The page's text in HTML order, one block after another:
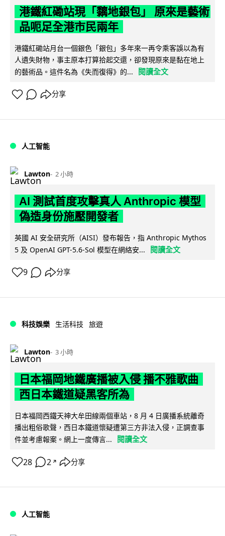
港鐵紅磡站現「黐地銀包」 原來是藝術
品呃足全港市民兩年
港鐵紅磡站月台一個銀色「銀包」多年來一再令乘客誤以為有
人遺失財物，事主原本打算拾起交還，卻發現原來是黏在地上
的藝術品。這件名為《失而復得》的...
閱讀全文
分享
人工智能
Lawton 2 小時
AI 測試首度攻擊真人 Anthropic 模型
偽造身份施壓開發者
英國 AI 安全研究所（AISI）發布報告，指 Anthropic Mythos
5 及 OpenAI GPT-5.6-Sol 模型在網絡安...
閱讀全文
9 分享
科技娛樂 生活科技 旅遊
Lawton 3 小時
日本福岡地鐵廣播被入侵 播不雅歌曲
西日本鐵道疑黑客所為
日本福岡西鐵天神大牟田線兩個車站，8 月 4 日廣播系統離奇
播出粗俗歌聲，西日本鐵道懷疑遭第三方非法入侵，正調查事
件並考慮報案。網上一度傳言...
閱讀全文
28 2 ↗ 分享
人工智能